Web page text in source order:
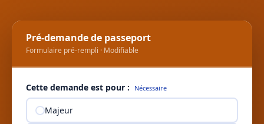
Pré-demande de passeport
Formulaire pré-rempli · Modifiable
Cette demande est pour : Nécessaire
Majeur